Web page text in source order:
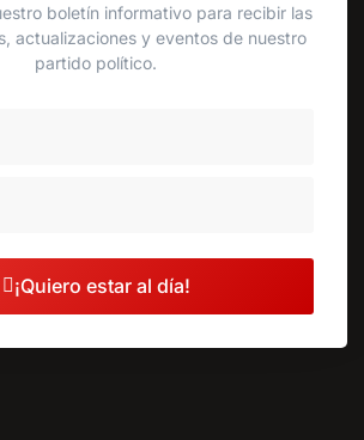
boletín informativo para recibir las
actualizaciones y eventos de nuestro
partido político.
¡Quiero estar al día!